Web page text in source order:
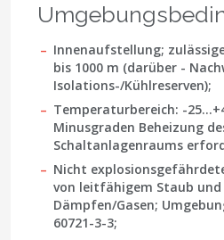
Innenaufstellung;
bis 1000 m (darüber -
Isolations-/Kühlreserven);
Temperaturbereich: -
Minusgraden Beheizung
Schaltanlagenraums
Nicht
von leitfähigem Staub und
Dämpfen/Gasen;
60721-3-3;